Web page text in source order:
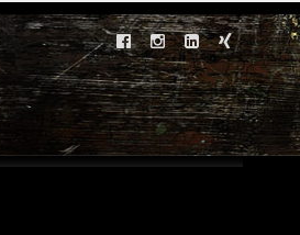
Tag Archive